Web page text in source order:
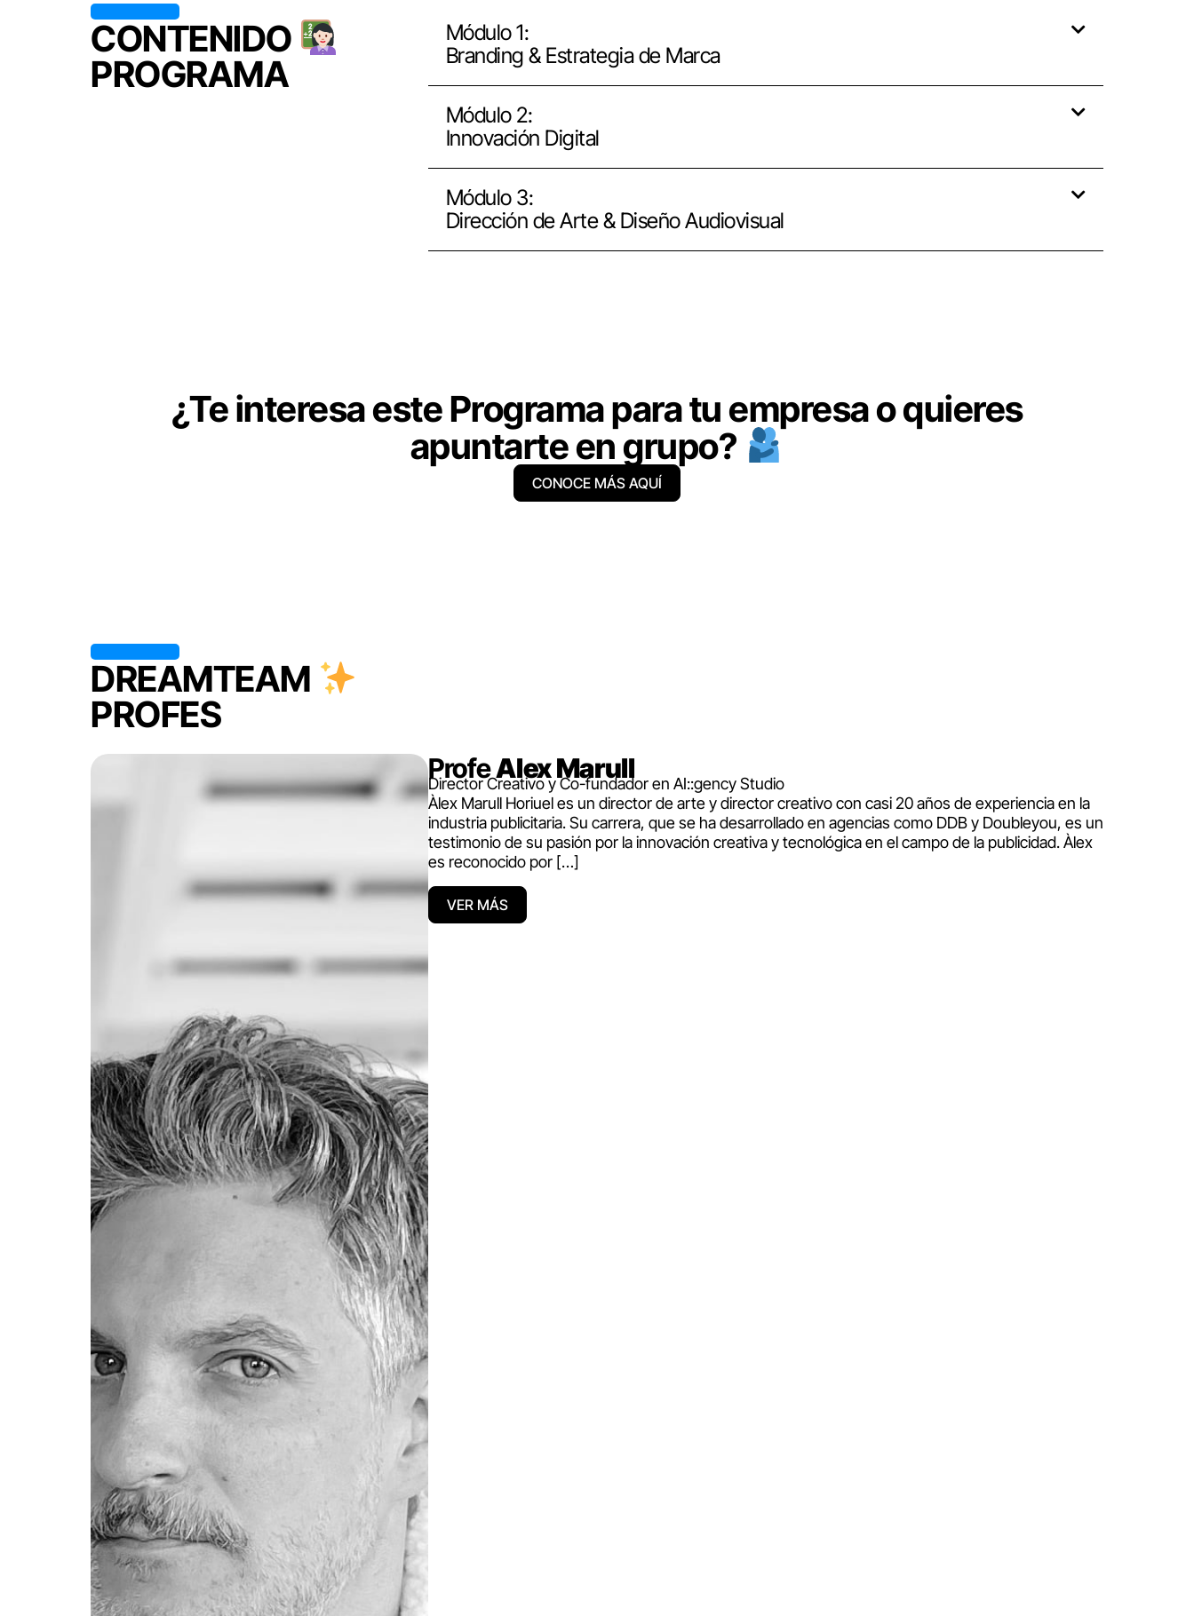
CONTENIDO
PROGRAMA
Módulo 1:
Branding & Estrategia de Marca
Módulo 2:
Innovación Digital
Módulo 3:
Dirección de Arte & Diseño Audiovisual
¿Te interesa este Programa para tu empresa o quieres
apuntarte en grupo?
CONOCE MÁS AQUÍ
DREAMTEAM
PROFES
ProfeAlex Marull
Director Creativo y Co-fundador en AI::gency Studio
Àlex Marull Horiuel es un director de arte y director creativo con casi 20 años de experiencia en la
industria publicitaria. Su carrera, que se ha desarrollado en agencias como DDB y Doubleyou, es un
testimonio de su pasión por la innovación creativa y tecnológica en el campo de la publicidad. Àlex
es reconocido por […]
VER MÁS